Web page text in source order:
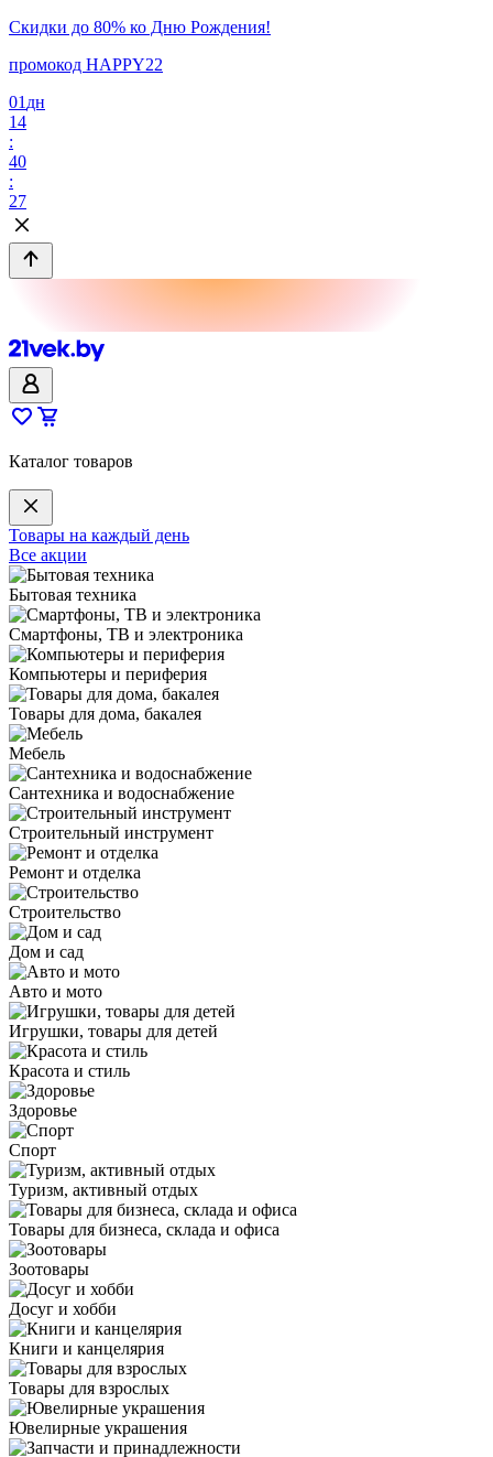
Скидки до 80% ко Дню Рождения!
промокод HAPPY22
01 дн
14
:
40
:
27
Каталог товаров
Товары на каждый день
Все акции
Бытовая техника
Смартфоны, ТВ и электроника
Компьютеры и периферия
Товары для дома, бакалея
Мебель
Сантехника и водоснабжение
Строительный инструмент
Ремонт и отделка
Строительство
Дом и сад
Авто и мото
Игрушки, товары для детей
Красота и стиль
Здоровье
Спорт
Туризм, активный отдых
Товары для бизнеса, склада и офиса
Зоотовары
Досуг и хобби
Книги и канцелярия
Товары для взрослых
Ювелирные украшения